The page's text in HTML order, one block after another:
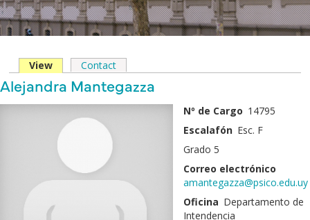
Solapas
principales
View (solapa
activa)
Contact
Nombre
y
Alejandra Mantegazza
Nº de Cargo 14795
Escalafón Esc. F
Grado 5
Correo electrónico
amantegazza@psico.edu.uy
Oficina Departamento de
Intendencia